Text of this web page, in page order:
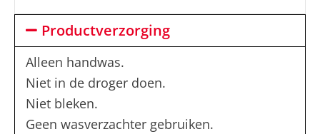
Productverzorging
Alleen handwas.
Niet in de droger doen.
Niet bleken.
Geen wasverzachter gebruiken.